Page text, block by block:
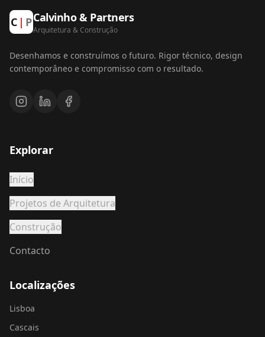
C | PCalvinho & Partners
Arquitetura & Construção
Desenhamos e construímos o futuro. Rigor técnico, design
contemporâneo e compromisso com o resultado.
Explorar
Início
Projetos de Arquitetura
Construção
Contacto
Localizações
Lisboa
Cascais